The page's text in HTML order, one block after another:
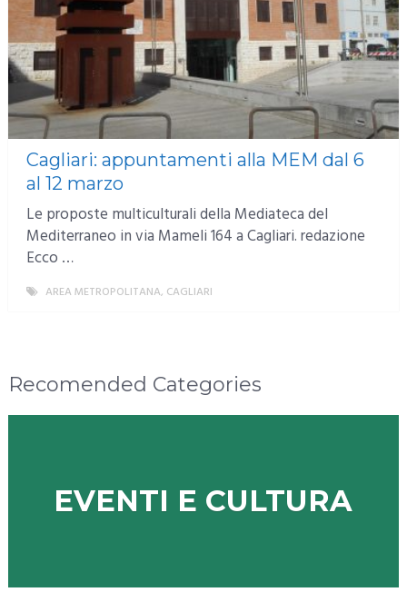
Cagliari: appuntamenti alla MEM dal 6
al 12 marzo
Le proposte multiculturali della Mediateca del
Mediterraneo in via Mameli 164 a Cagliari. redazione
Ecco …
AREA METROPOLITANA, CAGLIARI
Recomended Categories
EVENTI E CULTURA